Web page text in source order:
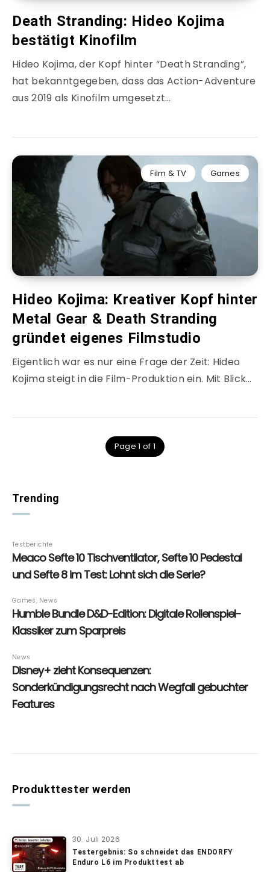
Death Stranding: Hideo Kojima
bestätigt Kinofilm
Hideo Kojima, der Kopf hinter “Death Stranding”,
hat bekanntgegeben, dass das Action-Adventure
aus 2019 als Kinofilm umgesetzt…
Film & TV Games
Hideo Kojima: Kreativer Kopf hinter
Metal Gear & Death Stranding
gründet eigenes Filmstudio
Eigentlich war es nur eine Frage der Zeit: Hideo
Kojima steigt in die Film-Produktion ein. Mit Blick…
Page 1 of 1
Trending
Produkttester werden
30. Juli 2026
Testergebnis: So schneidet das ENDORFY
Enduro L6 im Produkttest ab